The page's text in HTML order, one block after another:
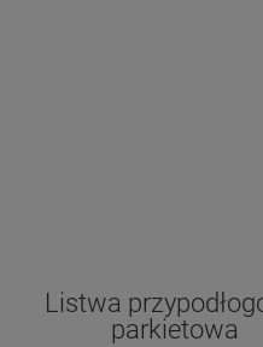
Listwa
parkietowa